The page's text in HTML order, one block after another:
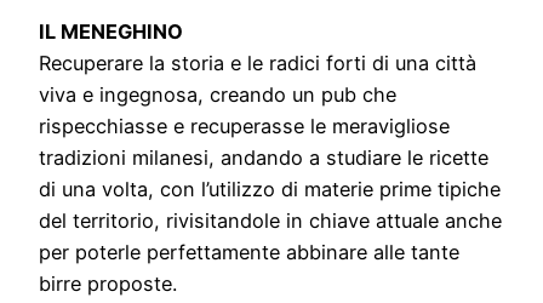
IL MENEGHINO
Recuperare la storia e le radici forti di una città
viva e ingegnosa, creando un pub che
rispecchiasse e recuperasse le meravigliose
tradizioni milanesi, andando a studiare le ricette
di una volta, con l’utilizzo di materie prime tipiche
del territorio, rivisitandole in chiave attuale anche
per poterle perfettamente abbinare alle tante
birre proposte.